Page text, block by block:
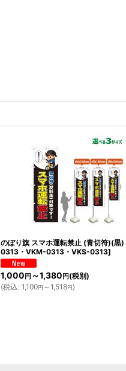
のぼり旗 スマホ運転禁止 (青切符)(黒)
0313・VKM-0313・VKS-0313]
1,000 円 ～1,380 円 (税別)
(税込 : 1,100円 ～1,518円)